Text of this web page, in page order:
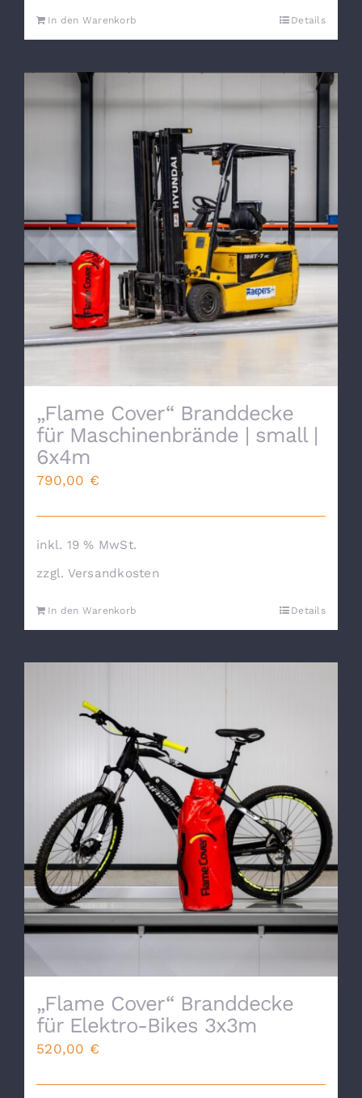
In den Warenkorb Details
„Flame Cover“ Branddecke
für Maschinenbrände | small |
6x4m
790,00 €
inkl. 19 % MwSt.
zzgl. Versandkosten
In den Warenkorb Details
„Flame Cover“ Branddecke
für Elektro-Bikes 3x3m
520,00 €